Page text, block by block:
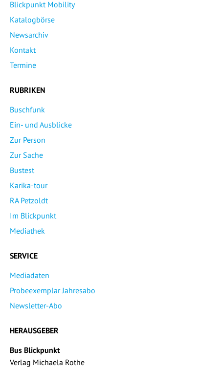
Blickpunkt Mobility
Katalogbörse
Newsarchiv
Kontakt
Termine
RUBRIKEN
Buschfunk
Ein- und Ausblicke
Zur Person
Zur Sache
Bustest
Karika-tour
RA Petzoldt
Im Blickpunkt
Mediathek
SERVICE
Mediadaten
Probeexemplar Jahresabo
Newsletter-Abo
HERAUSGEBER
Bus Blickpunkt
Verlag Michaela Rothe